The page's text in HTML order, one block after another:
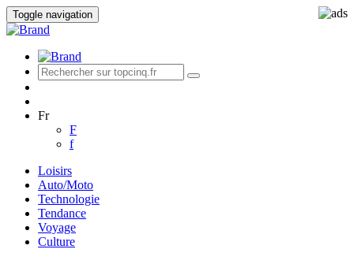
Toggle navigation
Fr
F
f
Loisirs
Auto/Moto
Technologie
Tendance
Voyage
Culture